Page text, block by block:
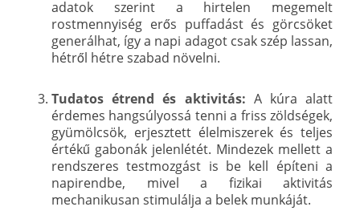
adatok szerint a hirtelen megemelt
rostmennyiség erős puffadást és görcsöket
generálhat, így a napi adagot csak szép lassan,
hétről hétre szabad növelni.
Tudatos étrend és aktivitás: A kúra alatt
érdemes hangsúlyossá tenni a friss zöldségek,
gyümölcsök, erjesztett élelmiszerek és teljes
értékű gabonák jelenlétét. Mindezek mellett a
rendszeres testmozgást is be kell építeni a
napirendbe, mivel a fizikai aktivitás
mechanikusan stimulálja a belek munkáját.